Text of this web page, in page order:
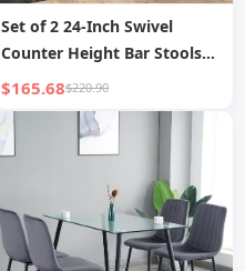
Set of 2 24-Inch Swivel
Counter Height Bar Stools
with Solid Wood Legs &
Velvet Backs for Dining
Kitchen Island
$165.68$220.90